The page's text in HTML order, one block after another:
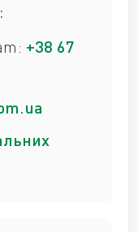
+38 67